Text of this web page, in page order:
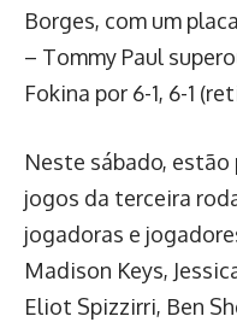
Borges, com um
– Tommy Paul
Fokina por 6-1, 6-1
Neste sábado,
jogos da terceira
jogadoras e
Madison Keys,
Eliot Spizzirri, Ben